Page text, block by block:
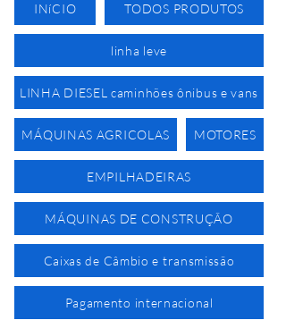
INíCIO TODOS PRODUTOS
linha leve
LINHA DIESEL caminhões ônibus e vans
MÁQUINAS AGRICOLAS MOTORES
EMPILHADEIRAS
MÁQUINAS DE CONSTRUÇÃO
Caixas de Câmbio e transmissão
Pagamento internacional